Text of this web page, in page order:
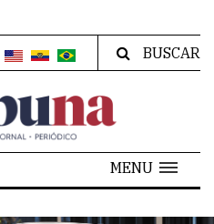
BUSCAR
MENU